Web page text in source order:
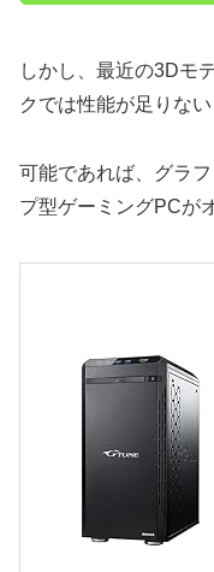
しかし、最近の3Dモ
クでは性能が足りない
可能であれば、グラ
プ型ゲーミングPCが